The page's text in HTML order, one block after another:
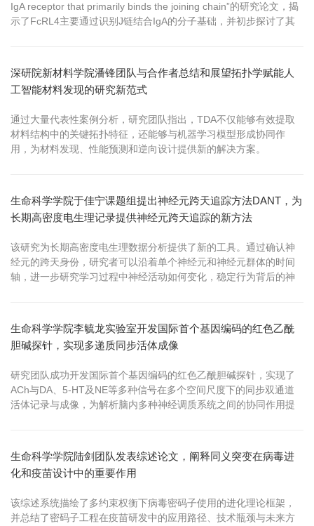
IgA receptor that primarily binds the joining chain”的研究论文，揭
示了FcRL4主要通过识别J链结合IgA的分子基础，并初步探讨了其
深研院新材料学院潘锋团队与合作者总结和展望拓扑学赋能人
工智能材料发现的研究新范式
通过大量代表性案例分析，研究团队指出，TDA不仅能够有效提取
材料结构中的关键拓扑特征，还能够与机器学习模型形成协同作
用，为材料发现、性能预测和逆向设计提供新的解决方案。
生命科学学院于佳宁课题组提出神经元跨天追踪方法DANT，为
长期高密度电生理记录提供神经元跨天追踪的新方法
该研究为长期高密度电生理数据分析提供了新的工具。通过确认神
经元的跨天身份，研究者可以沿着单个神经元和神经元群体的时间
轴，进一步研究学习过程中神经活动如何变化，稳定行为背后的神
生命科学学院李毓龙实验室开发国际首个基因编码的红色乙酰
胆碱探针，实现多递质同步活体成像
研究团队成功开发国际首个基因编码的红色乙酰胆碱探针，实现了
ACh与DA、5-HT及NE等多种信号在多个空间尺度下的同步双通道
活体记录与成像，为解析脑内多种神经调质系统之间的协同作用提
生命科学学院陆剑团队发表综述论文，阐释同义突变在病毒进
化和疫苗设计中的重要作用
该综述系统描绘了多约束权衡下病毒密码子使用的进化理论框架，
并总结了密码子工程在疫苗研发中的应用路径、技术瓶颈与未来方